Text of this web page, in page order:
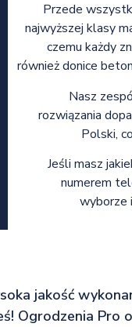
Przede
najwyższej klasy
czemu każdy
również donice
Nasz
rozwiązania
Polski,
Jeśli masz
numerem
wyborze
jakość
Ogrodzenia Pro